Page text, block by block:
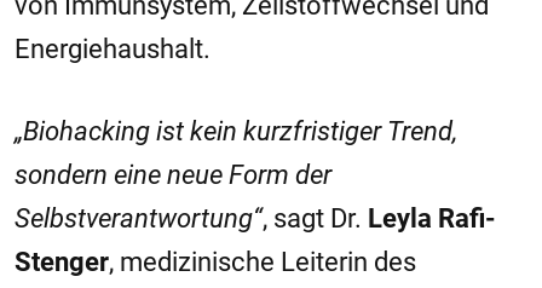
Energiehaushalt.
„Biohacking ist kein kurzfristiger Trend,
sondern eine neue Form der
Selbstverantwortung“, sagt Dr. Leyla Rafi-
Stenger, medizinische Leiterin des